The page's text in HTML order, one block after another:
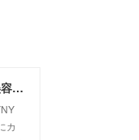
カラーが好きになる美容院『NYNY姫路本店』ブログ
カ